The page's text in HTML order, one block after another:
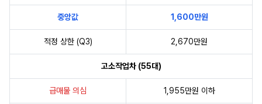
중앙값 1,600만원
적정 상한 (Q3) 2,670만원
고소작업차 (55대)
급매물 의심 1,955만원 이하